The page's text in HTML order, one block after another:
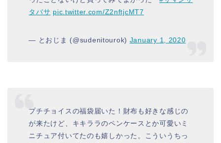
タバサ pic.twitter.com/Z2nftjcMT7
— とおじま (@sudenitourok) January 1, 2020
プチチョイスの福袋届いた！財布も好きな感じの
が来たけど、キキララのペンケースとか可愛いミ
ニチュア付いてたのも嬉しかった。こういうちっ